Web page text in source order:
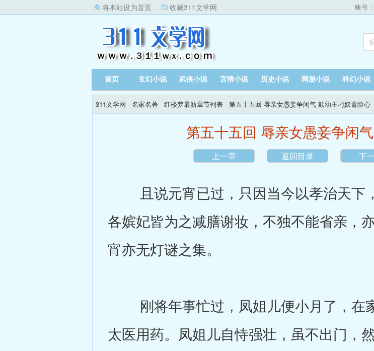
将本站设为首页 收藏311文学网 账号：
首页 玄幻小说 武侠小说 言情小说 历史小说 网游小说 科幻小说
311文学网 - 名家名著 - 红楼梦最新章节列表 - 第五十五回 辱亲女愚妾争闲气 欺幼主刁奴蓄险心
第五十五回 辱亲女愚妾争闲
上一章 返回目录 下
且说元宵已过，只因当今以孝治天下
各嫔妃皆为之减膳谢妆，不独不能省亲，
宵亦无灯谜之集。
刚将年事忙过，凤姐儿便小月了，在
太医用药。凤姐儿自恃强壮，虽不出门，